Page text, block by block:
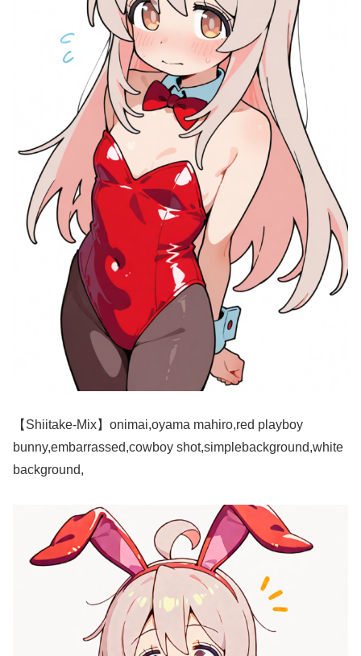
【Shiitake-Mix】onimai,oyama mahiro,red playboy
bunny,embarrassed,cowboy shot,simplebackground,white
background,